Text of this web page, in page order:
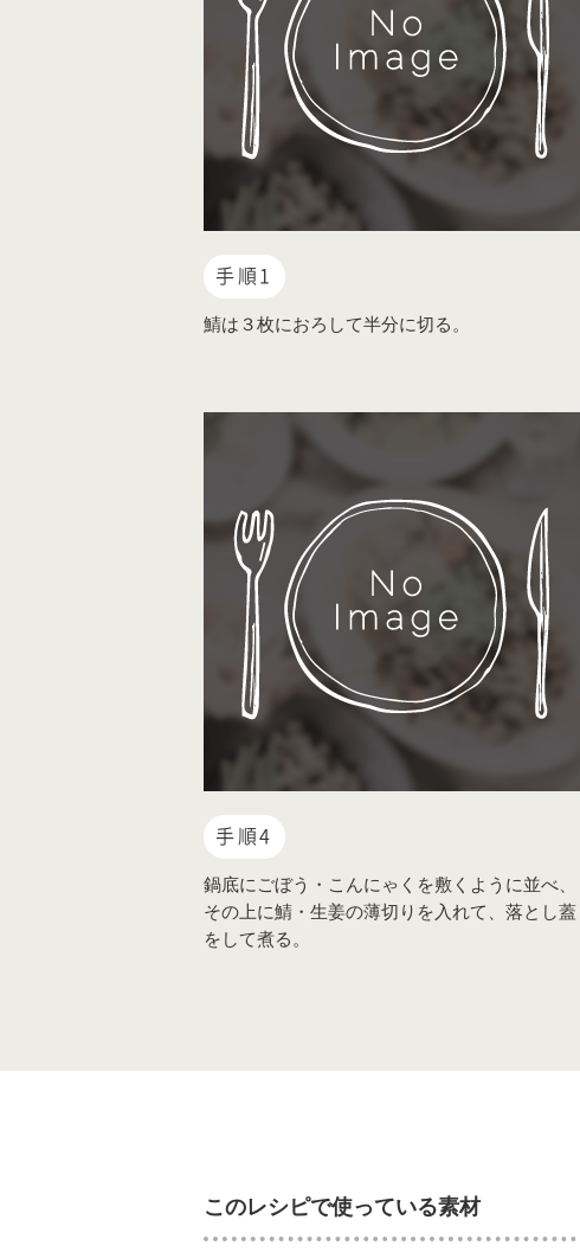
手順1
鯖は３枚におろして半分に切る。
手順4
鍋底にごぼう・こんにゃくを敷くように並べ、
その上に鯖・生姜の薄切りを入れて、落とし蓋
をして煮る。
このレシピで使っている素材